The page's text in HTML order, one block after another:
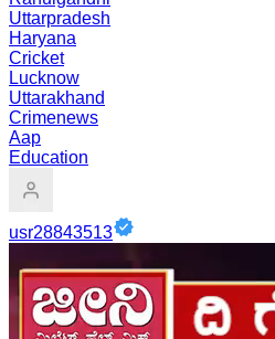
Uttarpradesh
Haryana
Cricket
Lucknow
Uttarakhand
Crimenews
Aap
Education
usr28843513